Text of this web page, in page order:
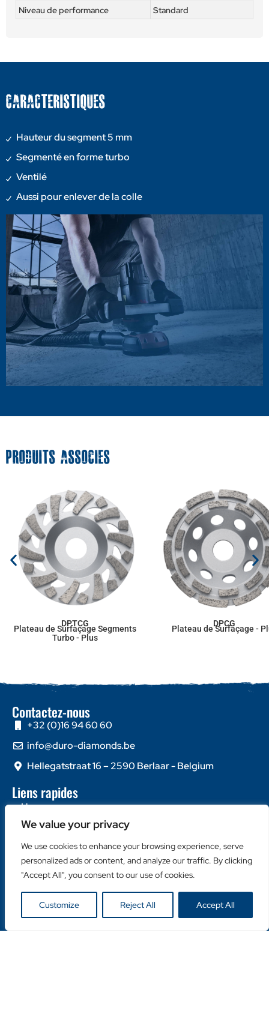
We value your privacy
We use cookies to enhance your browsing experience, serve
personalized ads or content, and analyze our traffic. By clicking
"Accept All", you consent to our use of cookies.
Customize Reject All Accept All
Niveau de performance
Standard
CARACTERISTIQUES
Hauteur du segment 5 mm
Segmenté en forme turbo
Ventilé
Aussi pour enlever de la colle
PRODUITS ASSOCIES
DPTCG
Plateau de Surfaçage Segments
Turbo - Plus
DPCG
Plateau de Surfaçage -
Contactez-nous
+32 (0)16 94 60 60
info@duro-diamonds.be
Hellegatstraat 16 – 2590 Berlaar - Belgium
Liens rapides
Home
À propos de nous
Contactez-nous
Catégories populaires
Disques Diamantés
Couronnes Diamantées
Machines